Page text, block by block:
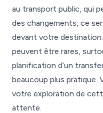
au transport public, qui
des changements, ce
devant votre
peuvent être rares,
planification d’un
beaucoup plus pratique.
votre exploration de
attente.